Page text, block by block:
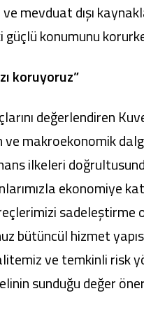
mevduat dışı
güçlü konumunu
koruyoruz”
değerlendiren
makroekonomik
ilkeleri
ekonomiye
bütüncül hizmet
ve temkinli risk
sunduğu değer